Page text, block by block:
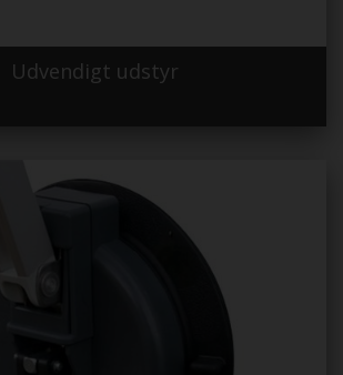
Udvendigt udstyr